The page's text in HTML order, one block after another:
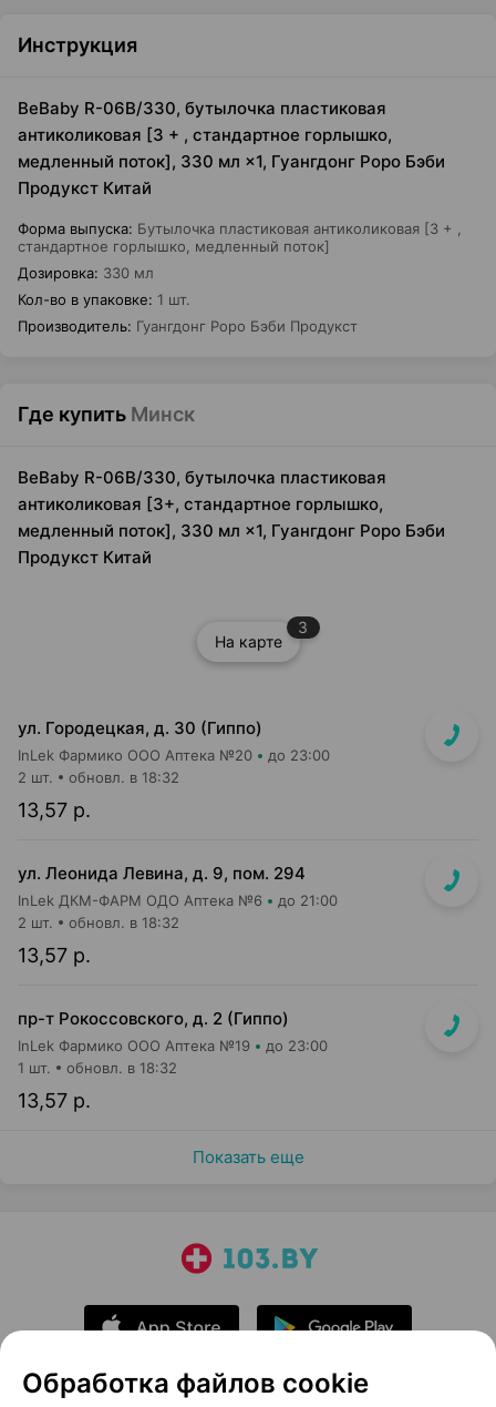
Инструкция
BeBaby R-06B/330, бутылочка пластиковая
антиколиковая [3 + , стандартное горлышко,
медленный поток], 330 мл ×1, Гуангдонг Роро Бэби
Продукст Китай
Форма выпуска: Бутылочка пластиковая антиколиковая [3 + ,
стандартное горлышко, медленный поток]
Дозировка: 330 мл
Кол-во в упаковке: 1 шт.
Производитель: Гуангдонг Роро Бэби Продукст
Где купить Минск
BeBaby R-06B/330, бутылочка пластиковая
антиколиковая [3+, стандартное горлышко,
медленный поток], 330 мл ×1, Гуангдонг Роро Бэби
Продукст Китай
На карте
3
ул. Городецкая, д. 30 (Гиппо)
InLek Фармико ООО Аптека №20 до 23:00
13,57 р.
2 шт. обновл. в 18:32
ул. Леонида Левина, д. 9, пом. 294
InLek ДКМ-ФАРМ ОДО Аптека №6 до 21:00
13,57 р.
2 шт. обновл. в 18:32
пр-т Рокоссовского, д. 2 (Гиппо)
InLek Фармико ООО Аптека №19 до 23:00
13,57 р.
1 шт. обновл. в 18:32
Показать еще
Обработка файлов cookie